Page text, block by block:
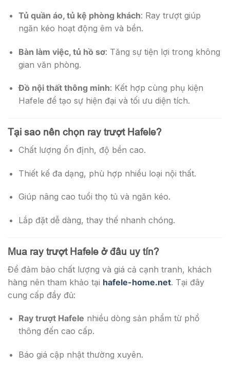
Tủ quần áo, tủ kệ phòng khách: Ray trượt giúp
ngăn kéo hoạt động êm và bền.
Bàn làm việc, tủ hồ sơ: Tăng sự tiện lợi trong không
gian văn phòng.
Đồ nội thất thông minh: Kết hợp cùng phụ kiện
Hafele để tạo sự hiện đại và tối ưu diện tích.
Tại sao nên chọn ray trượt Hafele?
Chất lượng ổn định, độ bền cao.
Thiết kế đa dạng, phù hợp nhiều loại nội thất.
Giúp nâng cao tuổi thọ tủ và ngăn kéo.
Lắp đặt dễ dàng, thay thế nhanh chóng.
Mua ray trượt Hafele ở đâu uy tín?
Để đảm bảo chất lượng và giá cả cạnh tranh, khách
hàng nên tham khảo tại hafele-home.net. Tại đây
cung cấp đầy đủ:
Ray trượt Hafele nhiều dòng sản phẩm từ phổ
thông đến cao cấp.
Báo giá cập nhật thường xuyên.